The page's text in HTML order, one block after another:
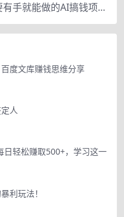
上架2小时收入630+，只要有手就能做的AI搞钱项目，奶奶看完都能学会!
度文库赚钱思维分享
人
日轻松赚取500+，学习这一
利玩法！